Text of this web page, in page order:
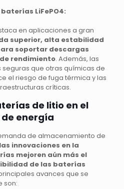
LiFePO4:
en aplicaciones a gran
superior, alta estabilidad
soportar descargas
rendimiento. Además, las
seguras que otras químicas de
el riesgo de fuga térmica y las
críticas.
de litio en el
energía
de almacenamiento de
innovaciones en la
mejoren aún más el
de las baterías
avances que se
son: